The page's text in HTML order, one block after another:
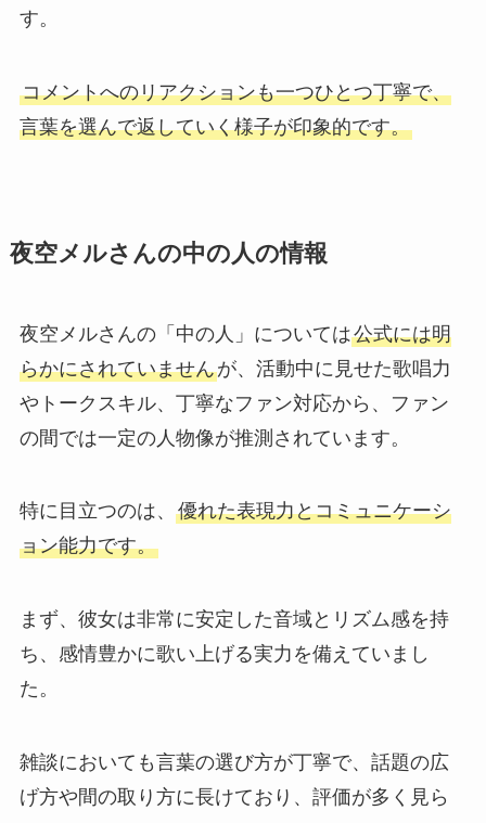
す。
コメントへのリアクションも一つひとつ丁寧で、
言葉を選んで返していく様子が印象的です。
夜空メルさんの中の人の情報
夜空メルさんの「中の人」については公式には明
らかにされていませんが、活動中に見せた歌唱力
やトークスキル、丁寧なファン対応から、ファン
の間では一定の人物像が推測されています。
特に目立つのは、 優れた表現力とコミュニケーシ
ョン能力です。
まず、彼女は非常に安定した音域とリズム感を持
ち、感情豊かに歌い上げる実力を備えていまし
た。
雑談においても言葉の選び方が丁寧で、話題の広
げ方や間の取り方に長けており、評価が多く見ら